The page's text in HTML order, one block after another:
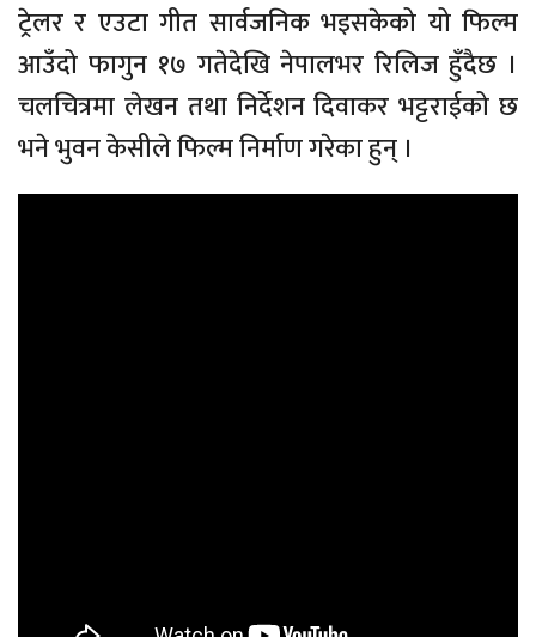
ट्रेलर र एउटा गीत सार्वजनिक भइसकेको यो फिल्म
आउँदो फागुन १७ गतेदेखि नेपालभर रिलिज हुँदैछ ।
चलचित्रमा लेखन तथा निर्देशन दिवाकर भट्टराईको छ
भने भुवन केसीले फिल्म निर्माण गरेका हुन् ।